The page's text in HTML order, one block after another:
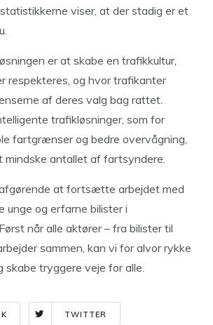
viser, at der stadig er et
er at skabe en trafikkultur,
respekteres, og hvor trafikanter
af deres valg bag rattet.
trafikløsninger, som for
fartgrænser og bedre overvågning,
mindske antallet af fartsyndere.
at fortsætte arbejdet med
unge og erfarne bilister i
når alle aktører – fra bilister til
sammen, kan vi for alvor rykke
skabe tryggere veje for alle.
TWITTER